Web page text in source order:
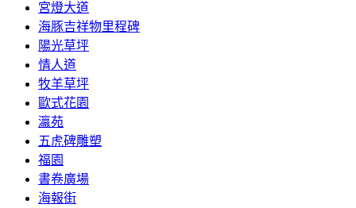
宮燈大道
海豚吉祥物里程碑
陽光草坪
情人道
牧羊草坪
歐式花園
瀛苑
五虎碑雕塑
福園
書卷廣場
海報街